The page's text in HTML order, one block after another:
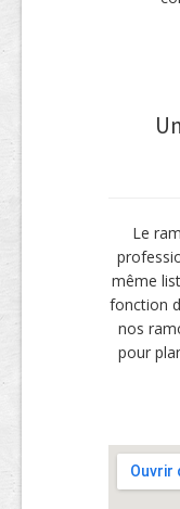
Le
même
fonction
nos
pour